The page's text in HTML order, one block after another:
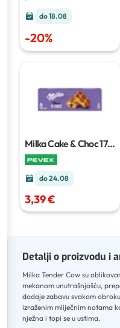
do 18.08
-20%
Milka Cake & Choc175
g
do 24.08
3,39 €
Detalji o proizvodu i
Milka Tender Cow su
mekanom unutrašnjošću,
dodaje zabavu svakom obroku
izraženim mliječnim notama
nježna i topi se u ustima.